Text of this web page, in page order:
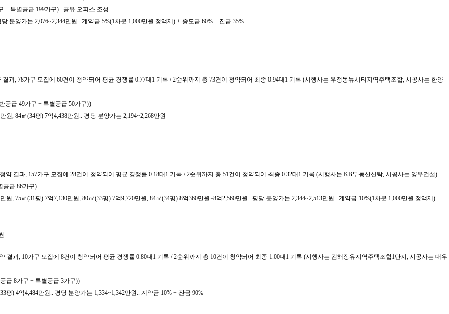
+ 특별공급 199가구).. 공유 오피스 조성
분양가는 2,076~2,344만원.. 계약금 5%(1차분 1,000만원 정액제) + 중도금 60% + 잔금 35%
과, 78가구 모집에 60건이 청약되어 평균 경쟁률 0.77대1 기록 / 2순위까지 총 73건이 청약되어 최종 0.94대1 기록 (시행사는 우정동뉴시티지역주택조합, 시공사는 한양
공급 49가구 + 특별공급 50가구))
원, 84㎡(34평) 7억4,438만원.. 평당 분양가는 2,194~2,268만원
결과, 157가구 모집에 28건이 청약되어 평균 경쟁률 0.18대1 기록 / 2순위까지 총 51건이 청약되어 최종 0.32대1 기록 (시행사는 KB부동산신탁, 시공사는 양우건설)
공급 86가구)
원, 75㎡(31평) 7억7,130만원, 80㎡(33평) 7억9,720만원, 84㎡(34평) 8억360만원~8억2,560만원.. 평당 분양가는 2,344~2,513만원.. 계약금 10%(1차분 1,000만원 정액제)
과, 10가구 모집에 8건이 청약되어 평균 경쟁률 0.80대1 기록 / 2순위까지 총 10건이 청약되어 최종 1.00대1 기록 (시행사는 김해장유지역주택조합1단지, 시공사는 대우
급 8가구 + 특별공급 3가구))
평) 4억4,484만원.. 평당 분양가는 1,334~1,342만원.. 계약금 10% + 잔금 90%